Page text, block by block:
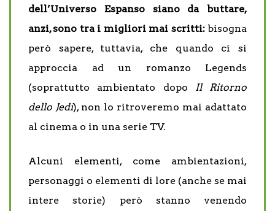
dell’Universo Espanso siano da buttare,
anzi, sono tra i migliori mai scritti: bisogna
però sapere, tuttavia, che quando ci si
approccia ad un romanzo Legends
(soprattutto ambientato dopo Il Ritorno
dello Jedi), non lo ritroveremo mai adattato
al cinema o in una serie TV.
Alcuni elementi, come ambientazioni,
personaggi o elementi di lore (anche se mai
intere storie) però stanno venendo